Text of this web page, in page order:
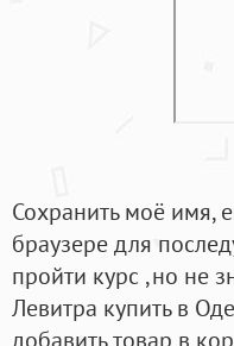
Сохранить моё имя,
браузере для
пройти курс ,но не
Левитра купить в
добавить товар в